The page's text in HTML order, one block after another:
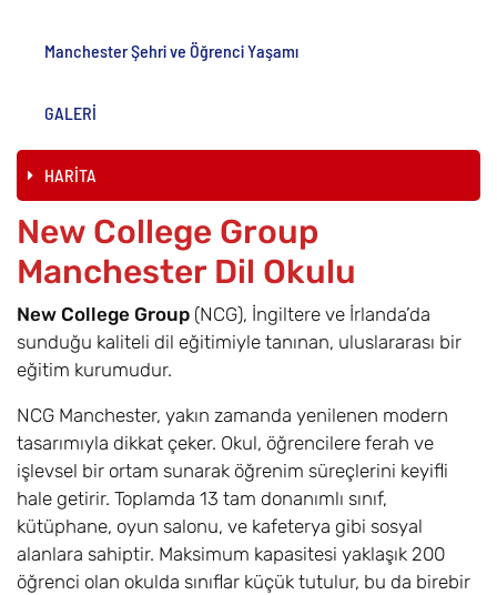
Manchester Şehri ve Öğrenci Yaşamı
GALERİ
HARİTA
New College Group
Manchester Dil Okulu
New College Group (NCG), İngiltere ve İrlanda’da
sunduğu kaliteli dil eğitimiyle tanınan, uluslararası bir
eğitim kurumudur.
NCG Manchester, yakın zamanda yenilenen modern
tasarımıyla dikkat çeker. Okul, öğrencilere ferah ve
işlevsel bir ortam sunarak öğrenim süreçlerini keyifli
hale getirir. Toplamda 13 tam donanımlı sınıf,
kütüphane, oyun salonu, ve kafeterya gibi sosyal
alanlara sahiptir. Maksimum kapasitesi yaklaşık 200
öğrenci olan okulda sınıflar küçük tutulur, bu da birebir